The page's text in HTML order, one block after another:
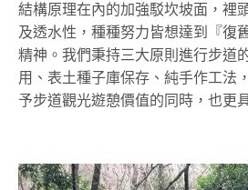
結構原理在內的加強駁坎坡面，裡
及透水性，種種努力皆想達到『復
精神。我們秉持三大原則進行步道
用、表土種子庫保存、純手作工法
予步道觀光遊憩價值的同時，也更